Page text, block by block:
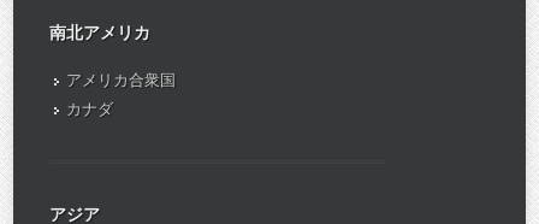
南北アメリカ
アメリカ合衆国
カナダ
アジア